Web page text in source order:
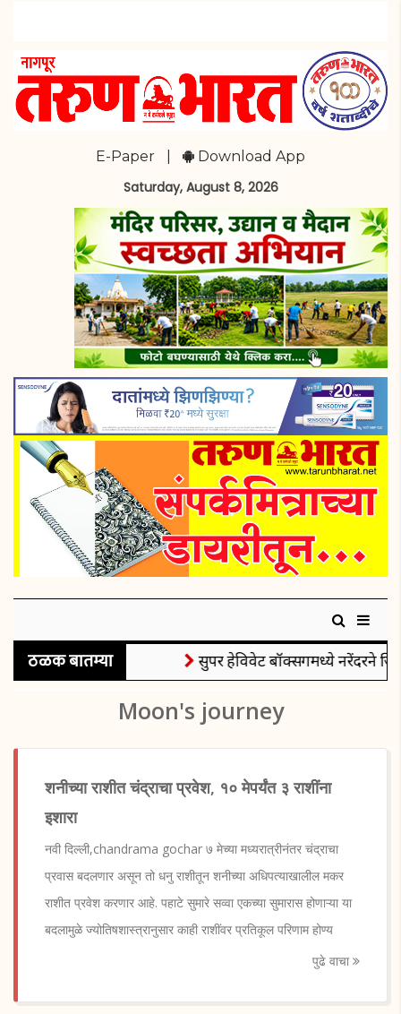
E-Paper Download App
Saturday, August 8, 2026
ठळक बातम्या सुपर हेविवेट बॉक्सिंगमध्ये नरेंदरने
Moon's journey
शनीच्या राशीत चंद्राचा प्रवेश, १० मेपर्यंत ३ राशींना
इशारा
नवी दिल्ली,chandrama gochar ७ मेच्या मध्यरात्रीनंतर चंद्राचा
प्रवास बदलणार असून तो धनु राशीतून शनीच्या अधिपत्याखालील मकर
राशीत प्रवेश करणार आहे. पहाटे सुमारे सव्वा एकच्या सुमारास होणाऱ्या या
बदलामुळे ज्योतिषशास्त्रानुसार काही राशींवर प्रतिकूल परिणाम होण्य
पुढे वाचा